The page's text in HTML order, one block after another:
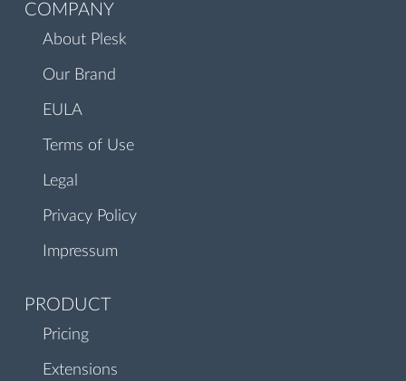
COMPANY
About Plesk
Our Brand
EULA
Terms of Use
Legal
Privacy Policy
Impressum
PRODUCT
Pricing
Extensions